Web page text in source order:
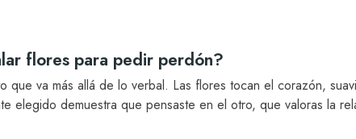
flores para pedir perdón?
que va más allá de lo verbal. Las flores tocan el corazón,
elegido demuestra que pensaste en el otro, que valoras la